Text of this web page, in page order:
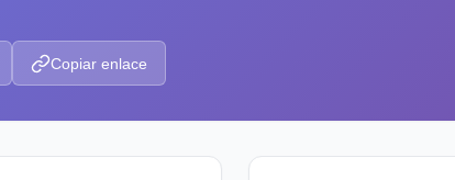
Copiar enlace